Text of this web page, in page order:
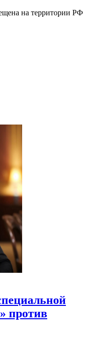
на территории РФ
против